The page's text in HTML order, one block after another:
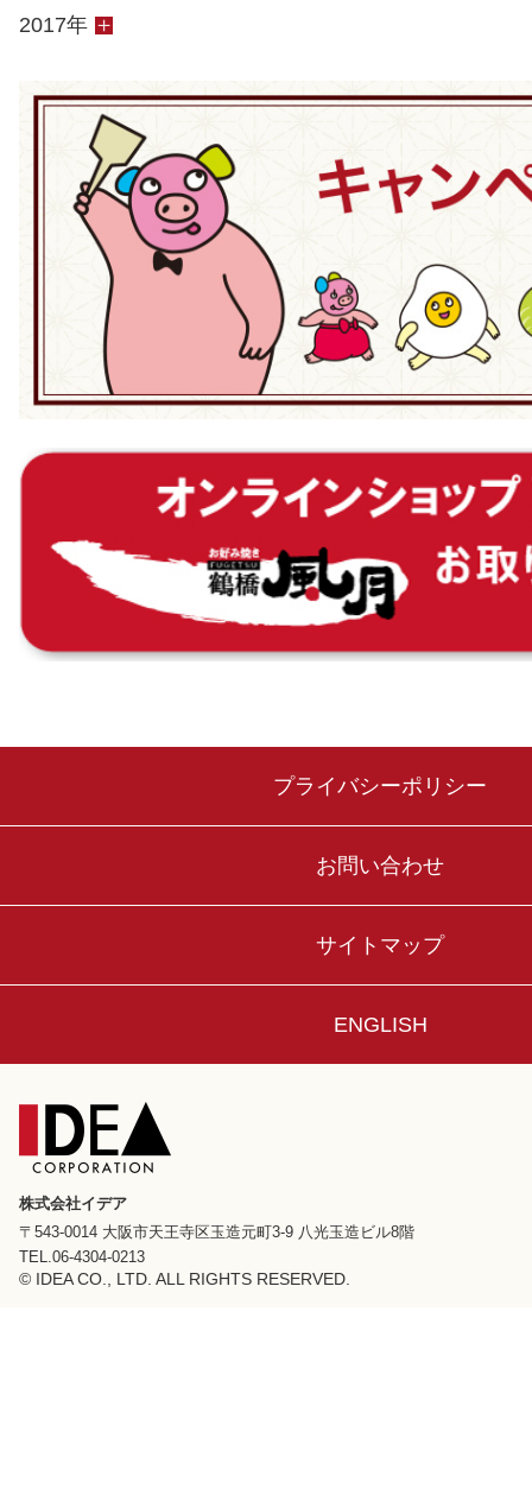
2017年
プライバシーポリシー
お問い合わせ
サイトマップ
ENGLISH
株式会社イデア
〒543-0014 大阪市天王寺区玉造元町3-9 八光玉造ビル8階
TEL.06-4304-0213
© IDEA CO., LTD. ALL RIGHTS RESERVED.